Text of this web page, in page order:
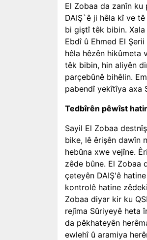
El Zobaa da zanîn
DAIŞ`ê ji hêla kî ve
bi giştî têk bibin. Xala
Ebdî û Ehmed El
hêla hêzên hikûmeta
têk bibin, hin aliyên
parçebûnê bihêlin.
pabendî yekîtîya axa
Tedbîrên pêwîst
Sayil El Zobaa
bike, lê êrişên dawîn
hebûna xwe vejîne.
zêde bûne. El Zobaa
çeteyên DAIŞ'ê
kontrolê hatine
Zobaa diyar kir ku
rejîma Sûriyeyê heta
da pêkhateyên
ewlehî û aramiya